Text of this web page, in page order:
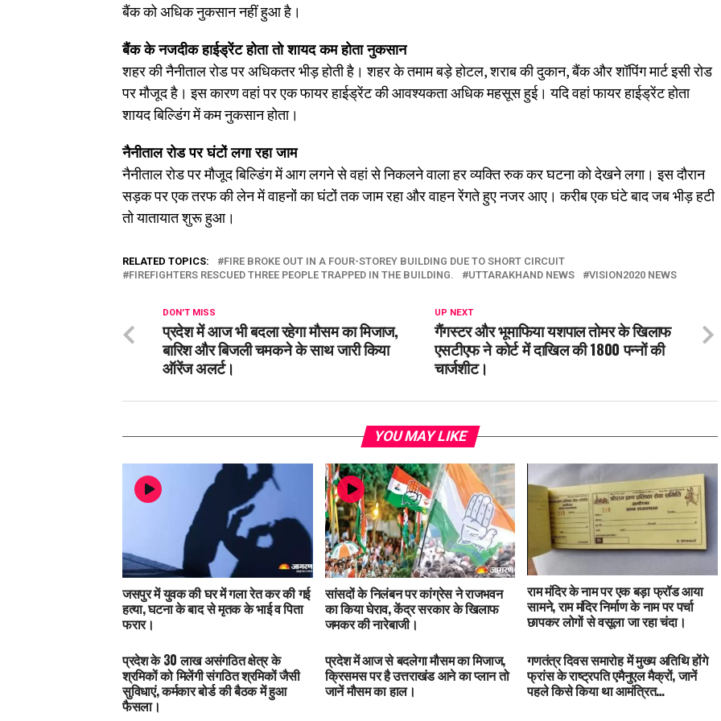
बैंक को अधिक नुकसान नहीं हुआ है।
बैंक के नजदीक हाईड्रेंट होता तो शायद कम होता नुकसान
शहर की नैनीताल रोड पर अधिकतर भीड़ होती है। शहर के तमाम बड़े होटल, शराब की दुकान, बैंक और शॉपिंग मार्ट इसी रोड
पर मौजूद है। इस कारण वहां पर एक फायर हाईड्रेंट की आवश्यकता अधिक महसूस हुई। यदि वहां फायर हाईड्रेंट होता
शायद बिल्डिंग में कम नुकसान होता।
नैनीताल रोड पर घंटों लगा रहा जाम
नैनीताल रोड पर मौजूद बिल्डिंग में आग लगने से वहां से निकलने वाला हर व्यक्ति रुक कर घटना काे देखने लगा। इस दौरान
सड़क पर एक तरफ की लेन में वाहनों का घंटों तक जाम रहा और वाहन रेंगते हुए नजर आए। करीब एक घंटे बाद जब भीड़ हटी
तो यातायात शुरू हुआ।
RELATED TOPICS:
FIRE BROKE OUT IN A FOUR-STOREY BUILDING DUE TO SHORT CIRCUIT
FIREFIGHTERS RESCUED THREE PEOPLE TRAPPED IN THE BUILDING.
UTTARAKHAND NEWS VISION2020 NEWS
UP NEXT
गैंगस्टर और भूमाफिया यशपाल तोमर के खिलाफ
एसटीएफ ने कोर्ट में दाखिल की 1800 पन्नों की
चार्जशीट।
DON'T MISS
प्रदेश में आज भी बदला रहेगा मौसम का मिजाज,
बारिश और बिजली चमकने के साथ जारी किया
ऑरेंज अलर्ट।
YOU MAY LIKE
जसपुर में युवक की घर में गला रेत कर की गई
हत्या, घटना के बाद से मृतक के भाई व पिता
फरार।
सांसदों के निलंबन पर कांग्रेस ने राजभवन
का किया घेराव, केंद्र सरकार के खिलाफ
जमकर की नारेबाजी।
राम मंदिर के नाम पर एक बड़ा फ्रॉड आया
सामने, राम मंदिर निर्माण के नाम पर पर्चा
छापकर लोगों से वसूला जा रहा चंदा।
प्रदेश के 30 लाख असंगठित क्षेत्र के
श्रमिकों को मिलेंगी संगठित श्रमिकों जैसी
सुविधाएं, कर्मकार बोर्ड की बैठक में हुआ
फैसला।
प्रदेश में आज से बदलेगा मौसम का मिजाज,
क्रिसमस पर है उत्तराखंड आने का प्लान तो
जानें मौसम का हाल।
गणतंत्र दिवस समारोह में मुख्य अतिथि होंगे
फ्रांस के राष्ट्रपति एमैनुएल मैक्रों, जानें
पहले किसे किया था आमंत्रित…